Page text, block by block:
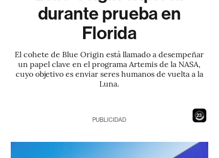
durante prueba en
Florida
El cohete de Blue Origin está llamado a desempeñar
un papel clave en el programa Artemis de la NASA,
cuyo objetivo es enviar seres humanos de vuelta a la
Luna.
21
PUBLICIDAD